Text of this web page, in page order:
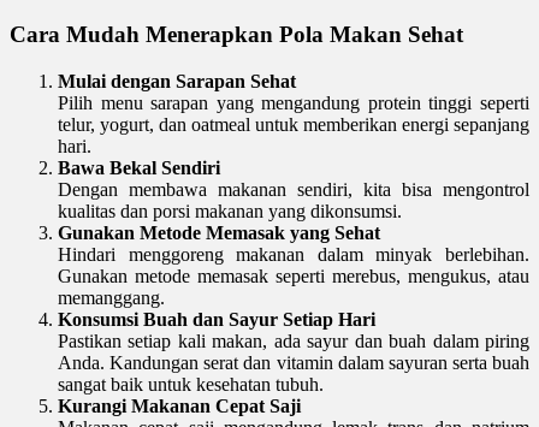
Cara Mudah Menerapkan Pola Makan Sehat
Mulai dengan Sarapan Sehat
Pilih menu sarapan yang mengandung protein tinggi seperti
telur, yogurt, dan oatmeal untuk memberikan energi sepanjang
hari.
Bawa Bekal Sendiri
Dengan membawa makanan sendiri, kita bisa mengontrol
kualitas dan porsi makanan yang dikonsumsi.
Gunakan Metode Memasak yang Sehat
Hindari menggoreng makanan dalam minyak berlebihan.
Gunakan metode memasak seperti merebus, mengukus, atau
memanggang.
Konsumsi Buah dan Sayur Setiap Hari
Pastikan setiap kali makan, ada sayur dan buah dalam piring
Anda. Kandungan serat dan vitamin dalam sayuran serta buah
sangat baik untuk kesehatan tubuh.
Kurangi Makanan Cepat Saji